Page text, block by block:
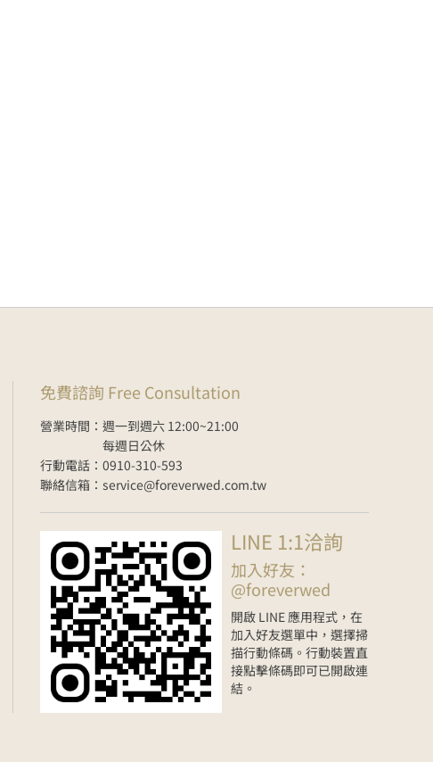
免費諮詢 Free Consultation
營業時間：週一到週六 12:00~21:00
每週日公休
行動電話：0910-310-593
聯絡信箱：service@foreverwed.com.tw
LINE 1:1洽詢
加入好友：
@foreverwed
開啟 LINE 應用程式，在
加入好友選單中，選擇掃
描行動條碼。行動裝置直
接點擊條碼即可已開啟連
結。